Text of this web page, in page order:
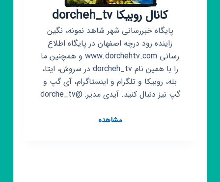
کانال روبیکا dorcheh_tv
پایگاه خبررسانی شهر شاهد نمونه، نگین
زاینده رود درچه اصفهان در پایگاه اطلاع
رسانی www.dorchehtv.com و همچنین ما
را با همین نام dorcheh_tv در سروش، ایتا،
بله، روبیکا و تلگرام و اینستاگرام، آی گپ و
گپ نیز دنبال کنید. آیدی مدیر: @dorche_tv
مشاهدهکانال